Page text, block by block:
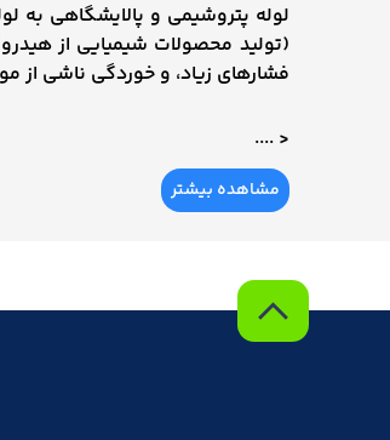
لوله پتروشیمی و پالایشگاهی به
(تولید محصولات شیمیایی از
فشارهای زیاد، و خوردگی ناشی از
< ....
مشاهده بیشتر